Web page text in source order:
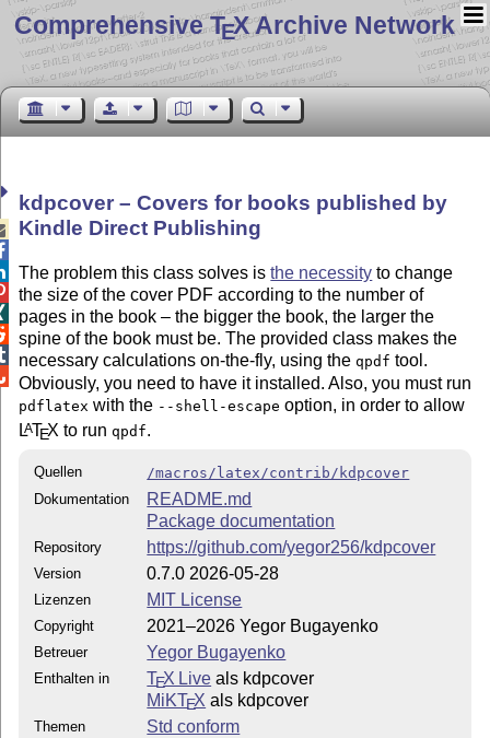
Comprehensive TEX Archive Network
kdpcover – Covers for books published by
Kindle Direct Publishing
The problem this class solves isthe necessity to change
the size of the cover PDF according to the number of
pages in the book – the bigger the book, the larger the
spine of the book must be. The provided class makes the
necessary calculations on-the-fly, using theqpdf tool.
Obviously, you need to have it installed. Also, you must run
pdflatex with the --shell-escape option, in order to allow
LATEX to runqpdf.
Quellen
/macros/latex/contrib/kdpcover
Dokumentation
README.md
Package documentation
Repository https://github.com/yegor256/kdpcover
Version 0.7.0 2026-05-28
Lizenzen MIT License
Copyright 2021–2026 Yegor Bugayenko
Betreuer Yegor Bugayenko
Enthalten in TEX Live als kdpcover
MiKTEX als kdpcover
Themen
Std conform